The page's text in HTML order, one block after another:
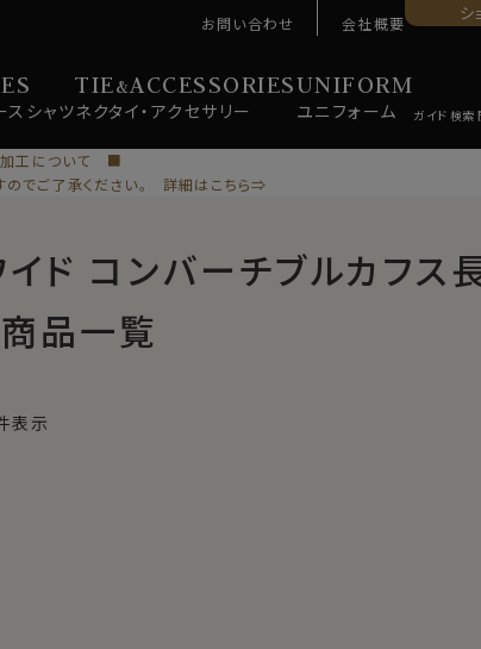
スシャツ
TIE&ACCESSORIES
ネクタイ・ アクセサリー
UNIFORM
ユニ フォーム
お問い合わせ 会社概要 シ
工について ■
のでご了承ください。 詳細はこちら⇒
イド コンバーチブルカフ
商品一覧
表示